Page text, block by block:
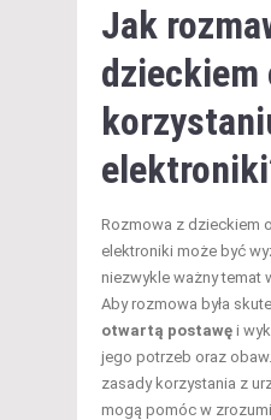
Jak
dzieckiem
Rozmowa z dzieckiem
elektroniki może być
niezwykle ważny temat
Aby rozmowa była
otwartą postawę i
jego potrzeb oraz
zasady korzystania z
mogą pomóc w